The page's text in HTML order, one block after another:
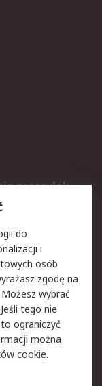
przesyłek
dotycząca
witryny
Sprzedaży
do
i
osób
zgodę na
wybrać
tego nie
ograniczyć
można
cookie.